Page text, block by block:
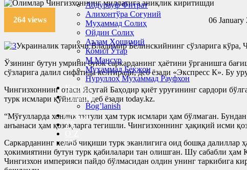
Абдурауф Фитрат
Алихонтўра Соғуний
Муҳаммад Солиҳ
Ойдин Солиҳ
Аъзам Ҳошимий
Комил Ўтар
М.Мансур
Муҳаммад Бекжон
Нуруллоҳ Муҳаммад Рауфхон
Kitoblar
Manzillar
Bog’lanish
Cyr-Lat
TR
РУ
264 views 06 January
Украиналик тарихчи Владимир Белинскийнинг сўзларига кўра,
Ўзининг бутун умрини буюк саркарданинг ҳаётини ўрганишга
сўзларига далил сифатида келтиради, деб ёзади «Экспресс К». Бу
Чингизхоннинг отаси Ясугай Баҳодир қиёт уруғининг сардори
турк исмлари қўйилган, деб ёзади today.kz.
“Мўғулларда хонлик титули ҳам турк исмлари ҳам бўлмаган.
анъанаси ҳам қозоқларга тегишли. Чингизхоннинг ҳақиқий исми
Саркарданинг келиб чиқиши турк эканлигига оид бошқа
ҳокимиятини бутун турк қабилалари тан олишган. Шу сабабли ҳам
Чингизхон империяси пайдо бўлмасидан олдин унинг таркибига